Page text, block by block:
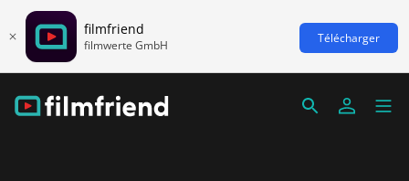
filmfriend
filmwerte GmbH Télécharger